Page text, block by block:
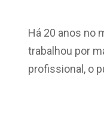
Há 20 anos no
trabalhou por
profissional, o